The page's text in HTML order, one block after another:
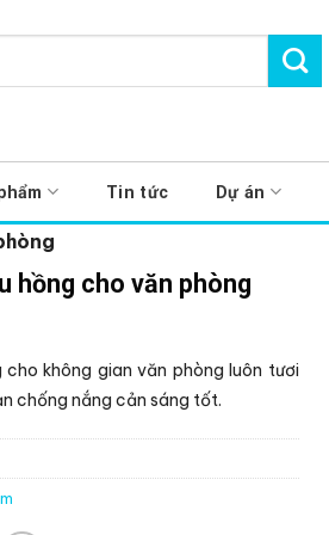
Tin tức Dự án
hồng cho văn phòng
cho không gian văn phòng luôn tươi
chống nắng cản sáng tốt.